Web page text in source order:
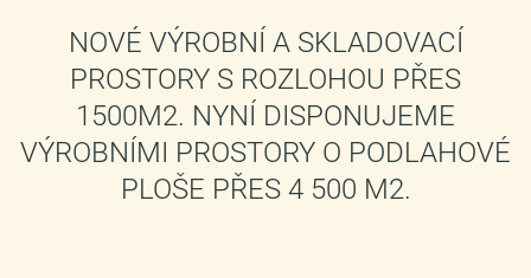
NOVÉ VÝROBNÍ A SKLADOVACÍ
PROSTORY S ROZLOHOU PŘES
1500M2. NYNÍ DISPONUJEME
VÝROBNÍMI PROSTORY O PODLAHOVÉ
PLOŠE PŘES 4 500 M2.